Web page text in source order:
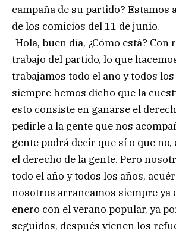
campaña de su partido? Estamos
de los comicios del 11 de junio.
-Hola, buen día, ¿Cómo está? Con
trabajo del partido, lo que
trabajamos todo el año y todos
siempre hemos dicho que la
esto consiste en ganarse el
pedirle a la gente que nos
gente podrá decir que sí o que no,
el derecho de la gente. Pero
todo el año y todos los años,
nosotros arrancamos siempre ya
enero con el verano popular, ya
seguidos, después vienen los